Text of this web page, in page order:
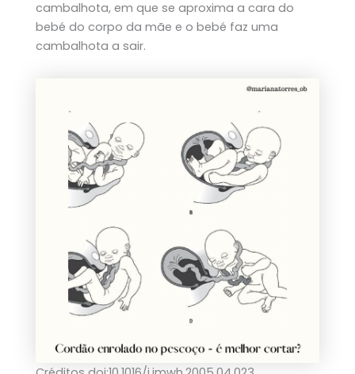
cambalhota, em que se aproxima a cara do
bebé do corpo da mãe e o bebé faz uma
cambalhota a sair.